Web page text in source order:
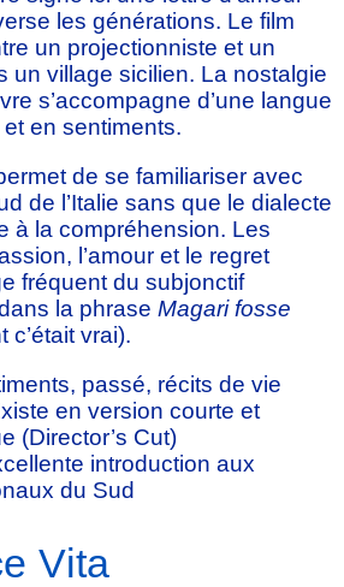
les générations. Le film
un projectionniste et un
un village sicilien. La nostalgie
s’accompagne d’une langue
en sentiments.
de se familiariser avec
de l’Italie sans que le dialecte
à la compréhension. Les
l’amour et le regret
fréquent du subjonctif
la phrase Magari fosse
c’était vrai).
passé, récits de vie
en version courte et
(Director’s Cut)
introduction aux
du Sud
Vita